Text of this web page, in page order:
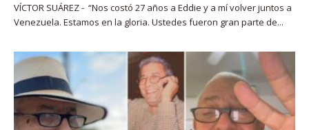
VÍCTOR SUÁREZ - “Nos costó 27 años a Eddie y a mí volver juntos a
Venezuela. Estamos en la gloria. Ustedes fueron gran parte de...